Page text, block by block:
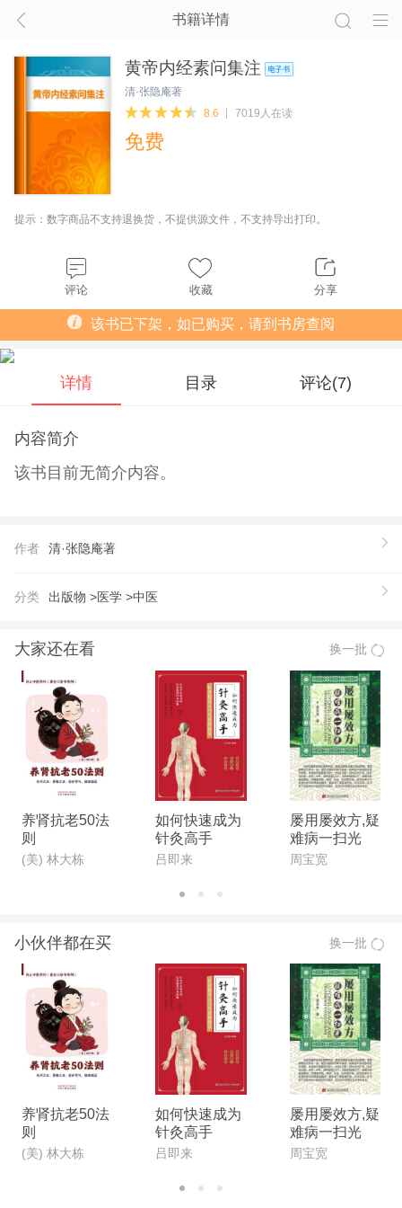
书籍详情
黄帝内经素问集注
清·张隐庵著
8.6
7019人在读
免费
提示：数字商品不支持退换货，不提供源文件，不支持导出打印。
评论 收藏 分享
该书已下架，如已购买，请到书房查阅
详情 目录 评论(7)
内容简介
该书目前无简介内容。
作者 清·张隐庵著
分类 出版物 >医学 >中医
大家还在看 换一批
养肾抗老50法
则
(美) 林大栋
如何快速成为
针灸高手
吕即来
屡用屡效方,疑
难病一扫光
周宝宽
小伙伴都在买 换一批
养肾抗老50法
则
(美) 林大栋
如何快速成为
针灸高手
吕即来
屡用屡效方,疑
难病一扫光
周宝宽